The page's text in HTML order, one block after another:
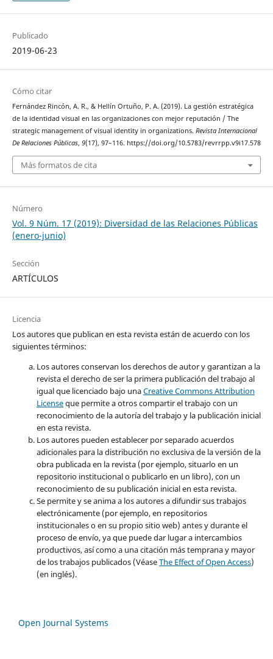
Publicado
2019-06-23
Cómo citar
Fernández Rincón, A. R., & Hellín Ortuño, P. A. (2019). La gestión estratégica
de la identidad visual en las organizaciones con mejor reputación / The
strategic management of visual identity in organizations. Revista Internacional
De Relaciones Públicas, 9(17), 97–116. https://doi.org/10.5783/revrrpp.v9i17.578
Más formatos de cita
Número
Vol. 9 Núm. 17 (2019): Diversidad de las Relaciones Públicas
(enero-junio)
Sección
ARTÍCULOS
Licencia
Los autores que publican en esta revista están de acuerdo con los
siguientes términos:
Los autores conservan los derechos de autor y garantizan a la
revista el derecho de ser la primera publicación del trabajo al
igual que licenciado bajo unaCreative Commons Attribution
Licenseque permite a otros compartir el trabajo con un
reconocimiento de la autoría del trabajo y la publicación inicial
en esta revista.
Los autores pueden establecer por separado acuerdos
adicionales para la distribución no exclusiva de la versión de la
obra publicada en la revista (por ejemplo, situarlo en un
repositorio institucional o publicarlo en un libro), con un
reconocimiento de su publicación inicial en esta revista.
Se permite y se anima a los autores a difundir sus trabajos
electrónicamente (por ejemplo, en repositorios
institucionales o en su propio sitio web) antes y durante el
proceso de envío, ya que puede dar lugar a intercambios
productivos, así como a una citación más temprana y mayor
de los trabajos publicados (VéaseThe Effect of Open Access)
(en inglés).
Open Journal Systems